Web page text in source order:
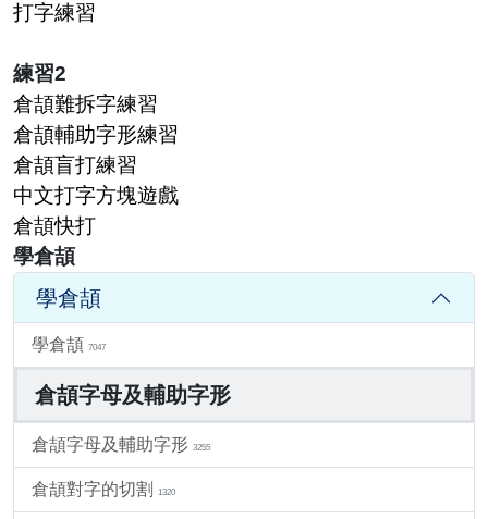
打字練習
練習2
倉頡難拆字練習
倉頡輔助字形練習
倉頡盲打練習
中文打字方塊遊戲
倉頡快打
學倉頡
學倉頡
學倉頡 7047
倉頡字母及輔助字形
倉頡字母及輔助字形 3255
倉頡對字的切割 1320